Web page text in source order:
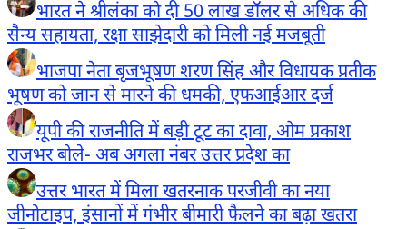
भारत ने श्रीलंका को दी 50 लाख डॉलर से अधिक की
सैन्य सहायता, रक्षा साझेदारी को मिली नई मजबूती
भाजपा नेता बृजभूषण शरण सिंह और विधायक प्रतीक
भूषण को जान से मारने की धमकी, एफआईआर दर्ज
यूपी की राजनीति में बड़ी टूट का दावा, ओम प्रकाश
राजभर बोले- अब अगला नंबर उत्तर प्रदेश का
उत्तर भारत में मिला खतरनाक परजीवी का नया
जीनोटाइप, इंसानों में गंभीर बीमारी फैलने का बढ़ा खतरा